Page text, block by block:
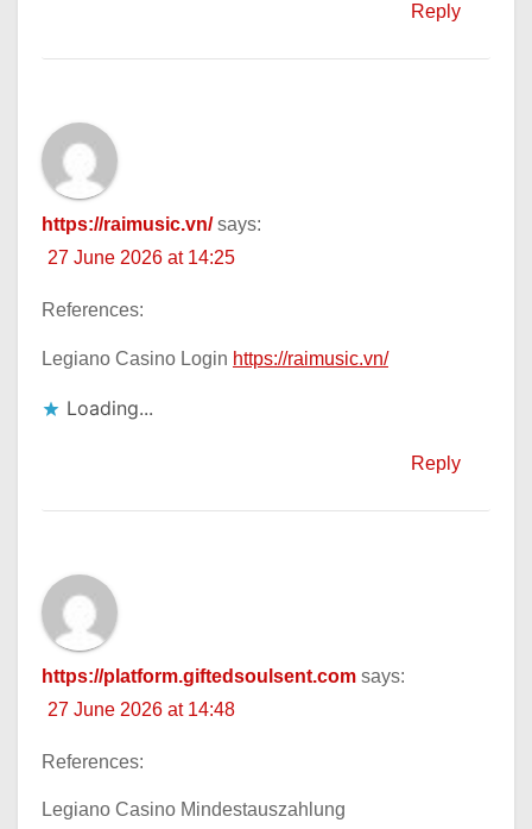
Reply
https://raimusic.vn/ says:
27 June 2026 at 14:25
References:
Legiano Casino Login https://raimusic.vn/
Loading...
Reply
https://platform.giftedsoulsent.com says:
27 June 2026 at 14:48
References:
Legiano Casino Mindestauszahlung